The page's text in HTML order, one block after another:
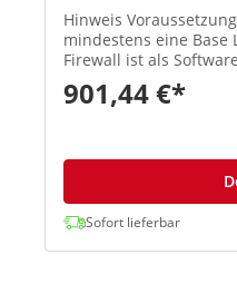
Hinweis
mindestens eine Base Lizenz Die
Firewall ist als
virtuelle Umgebungen
KVM und Citrix) e...
901,44 €*
Sofort lieferbar